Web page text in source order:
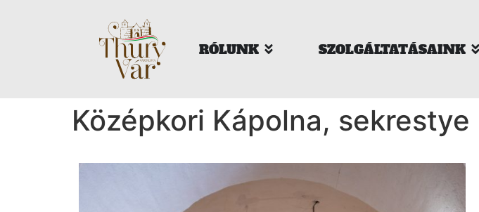
RÓLUNK SZOLGÁLTATÁSAINK
Középkori Kápolna, sekrestye